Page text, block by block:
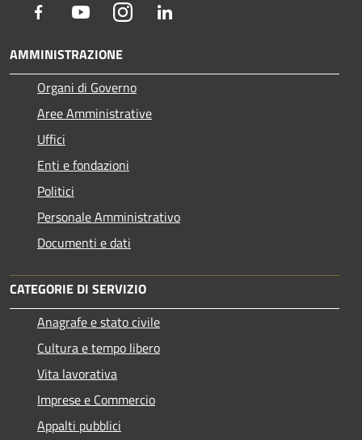
Facebook YoutubeInstagram
AMMINISTRAZIONE
Organi di Governo
Aree Amministrative
Uffici
Enti e fondazioni
Politici
Personale Amministrativo
Documenti e dati
CATEGORIE DI SERVIZIO
Anagrafe e stato civile
Cultura e tempo libero
Vita lavorativa
Imprese e Commercio
Appalti pubblici